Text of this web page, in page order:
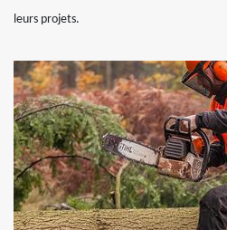
leurs projets.